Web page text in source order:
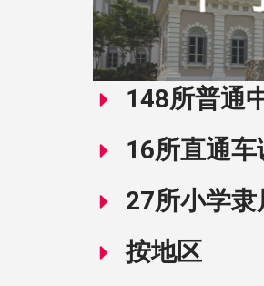
148所普通
16所直通
27所小学隶
按地区